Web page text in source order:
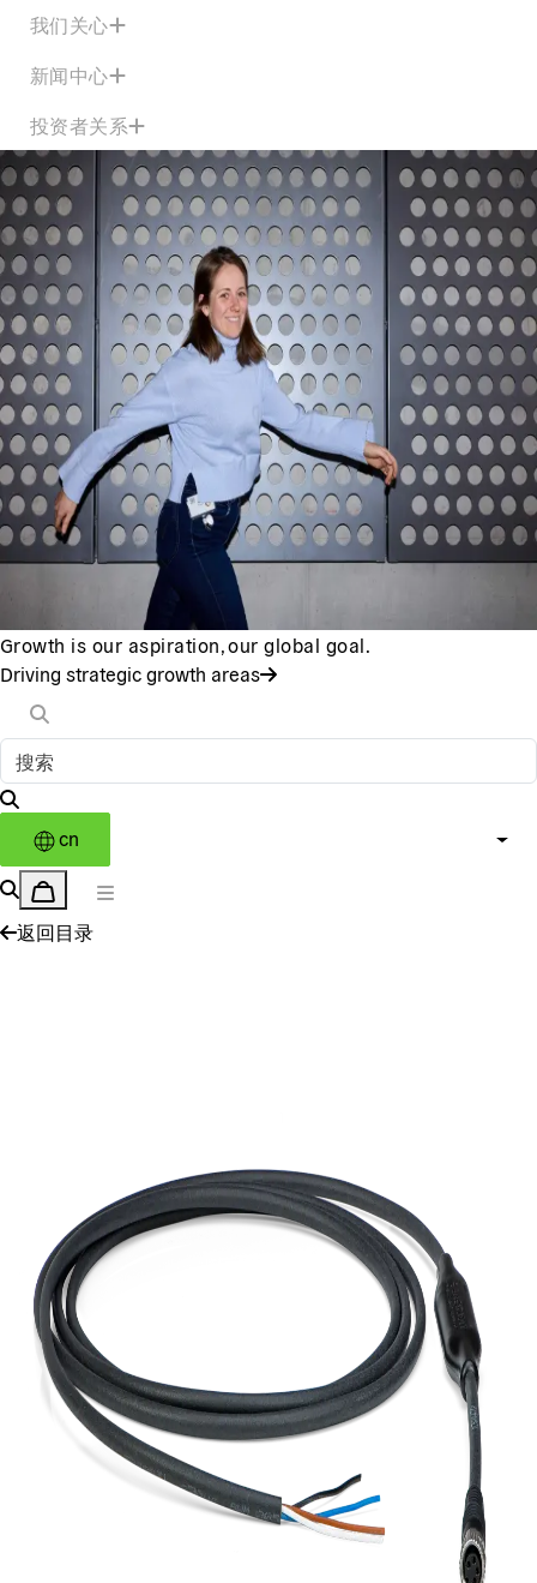
我们关心
新闻中心
投资者关系
Growth is our aspiration, our global goal.
Driving strategic growth areas
cn
返回目录